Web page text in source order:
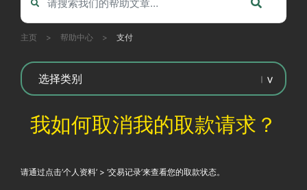
主页 > 帮助中心 > 支付
我如何取消我的取款请求？
请通过点击‘个人资料’ > ‘交易记录’来查看您的取款状态。